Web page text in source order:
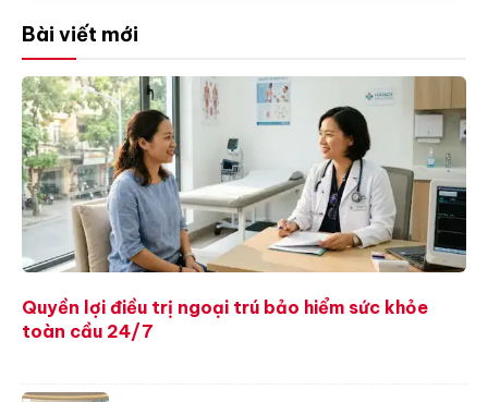
Bài viết mới
Quyền lợi điều trị ngoại trú bảo hiểm sức khỏe
toàn cầu 24/7